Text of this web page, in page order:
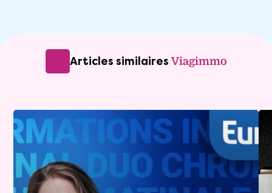
Articles similairesViagimmo